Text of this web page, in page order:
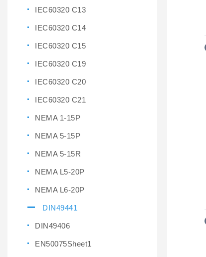
IEC60320 C13
IEC60320 C14
IEC60320 C15
IEC60320 C19
IEC60320 C20
IEC60320 C21
NEMA 1-15P
NEMA 5-15P
NEMA 5-15R
NEMA L5-20P
NEMA L6-20P
DIN49441
DIN49406
EN50075Sheet1